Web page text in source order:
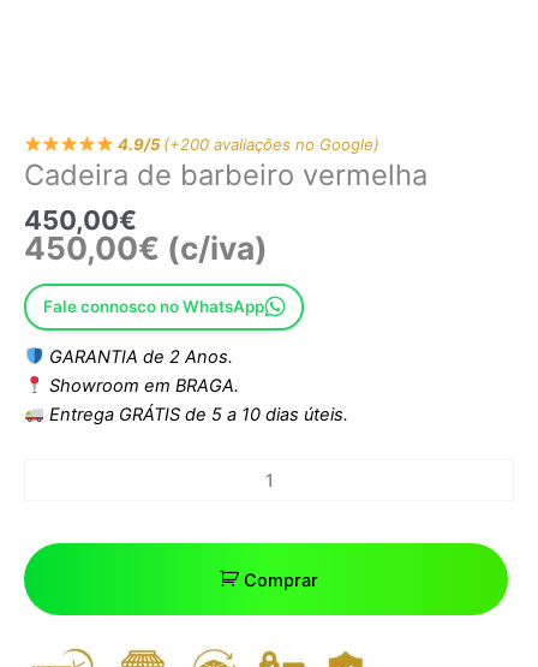
4.9/5(+200 avaliações no Google)
Cadeira de barbeiro vermelha
450,00€
450,00€ (c/iva)
Fale connosco no WhatsApp
GARANTIA de 2 Anos.
Showroom em BRAGA.
Entrega GRÁTIS de 5 a 10 dias úteis.
Comprar